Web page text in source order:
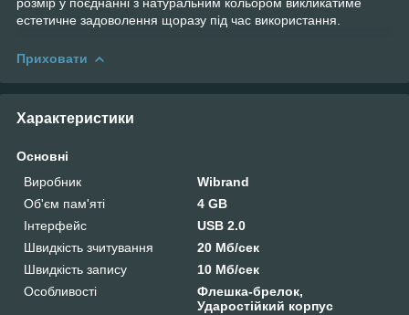
естетичне задоволення щоразу під час використання.
Приховати
Характеристики
Основні
Виробник
Wibrand
Об'єм пам'яті
4 GB
Інтерфейс
USB 2.0
Швидкість зчитування
20 Мб/сек
Швидкість запису
10 Мб/сек
Особливості
Флешка-брелок,
Ударостійкий корпус